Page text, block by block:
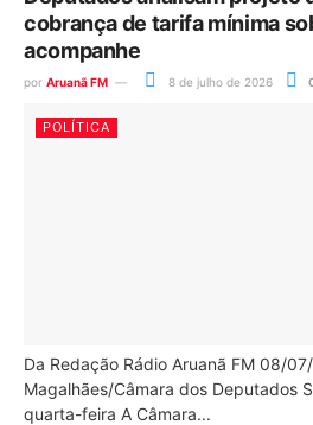
cobrança de tarifa mínima
acompanhe
por Aruanã FM 8 de julho de 2026
POLÍTICA
Da Redação Rádio Aruanã FM 08/
Magalhães/Câmara dos Deputados
quarta-feira A Câmara...